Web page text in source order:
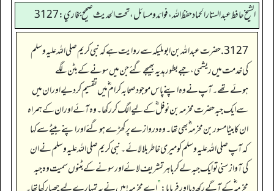
الشيخ حافط عبدالستار الحماد حفظ الله، فوائد و مسائل، تحت الحديث صحيح بخاري:3127
3127. حضرت عبداللہ بن ابو ملیکہ سے روایت ہے کہ نبی کریم صلی اللہ علیہ وسلم
کی خدمت میں ریشمی، جبے بطور ہدیہ بھیجے گئے جن میں سونے کے بٹن لگے
ہوئےتھے۔ آپ نے وہ اپنے پاس موجود صحابہ کرام ؓ میں تقسیم کردیے اور ان میں
سے ایک جبہ حضرت مخرمہ بن نوفل ؓ کے لیے الگ کررکھا۔ وہ آئے اور ان کے ہمراہ
ان کا بیٹا مسور بن مخرمہ ؓ بھی تھا۔ وہ دروازے پر کھڑے ہوگئے اور اپنے بیٹے سے کہا
کہ آپ صلی اللہ علیہ وسلم کومیری خاطر بلا لائے۔ نبی کریم صلی اللہ علیہ وسلم نے ان
کی آواز سنی تو ایک جبہ لے کر باہر تشریف لائے اور سونے کے بٹنوں سمیت وہ جبہ